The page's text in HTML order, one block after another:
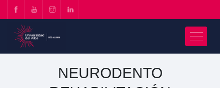
NEURODENTO